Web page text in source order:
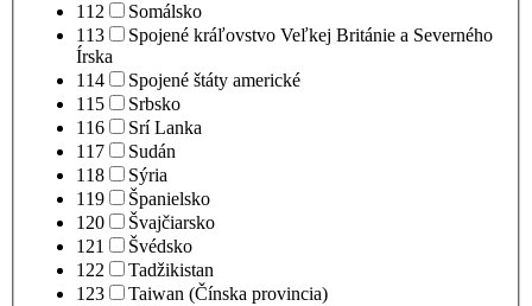
112
Somálsko
113
Spojené kráľovstvo Veľkej Británie a Severného
Írska
114
Spojené štáty americké
115
Srbsko
116
Srí Lanka
117
Sudán
118
Sýria
119
Španielsko
120
Švajčiarsko
121
Švédsko
122
Tadžikistan
123
Taiwan (Čínska provincia)